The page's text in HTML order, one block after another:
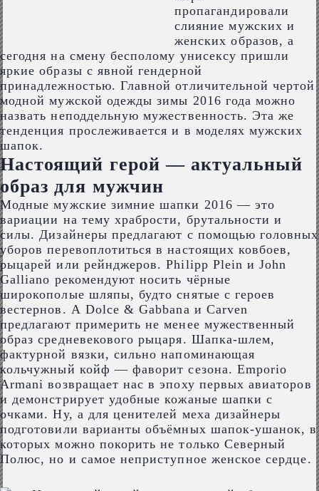
пропагандировали
слияние мужских и
женских образов, а
сегодня на смену бесполому унисексу пришли
яркие образы с явной гендерной
принадлежностью. Главной отличительной чертой
модной мужской одежды зимы 2016 года можно
назвать неподдельную мужественность. Эта же
тенденция прослеживается и в моделях мужских
шапок.
Настоящий герой — актуальный
образ для мужчин
Модные мужские зимние шапки 2016 — это
вариации на тему храбрости, брутальности и
силы. Дизайнеры предлагают с помощью головных
уборов перевоплотиться в настоящих ковбоев,
рыцарей или рейнджеров. Philipp Plein и John
Galliano рекомендуют носить чёрные
широкополые шляпы, будто снятые с героев
вестернов. А Dolce & Gabbana и Carven
предлагают примерить не менее мужественный
образ средневекового рыцаря. Шапка-шлем,
фактурной вязки, сильно напоминающая
кольчужный койф — фаворит сезона. Emporio
Armani возвращает нас в эпоху первых авиаторов
и демонстрирует удобные кожаные шапки с
очками. Ну, а для ценителей меха дизайнеры
подготовили варианты объёмных шапок-ушанок, в
которых можно покорить не только Северный
Полюс, но и самое неприступное женское сердце.